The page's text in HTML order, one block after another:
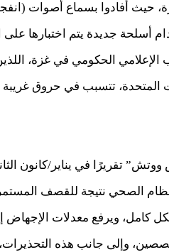
أفادوا بسماع أصوات
أسلحة جديدة يتم اختبارها
الحكومي في غزة،
المتحدة، تتسبب في حروق
الصحي نتيجة للقصف
كامل، ويرفع معدلات
تشرين الأول 2023، وفقًا لأطباء متخصصين، وإلى جانب